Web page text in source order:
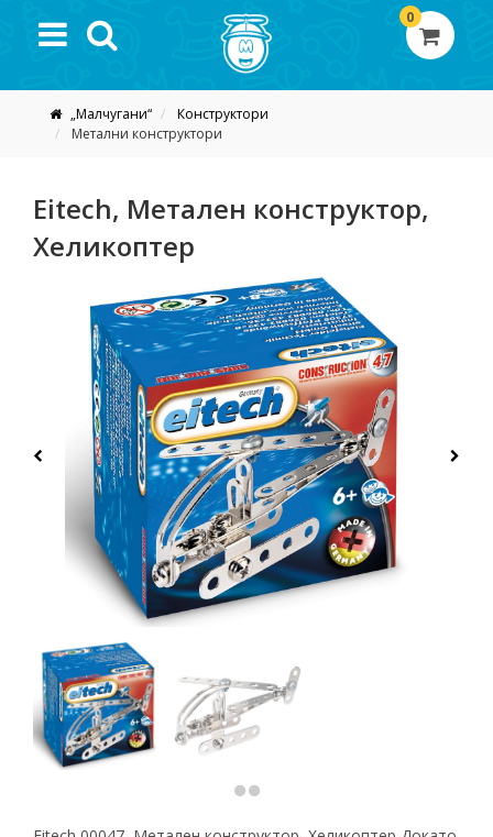
0
„Малчугани“
Конструктори
Метални конструктори
Eitech, Метален конструктор,
Хеликоптер